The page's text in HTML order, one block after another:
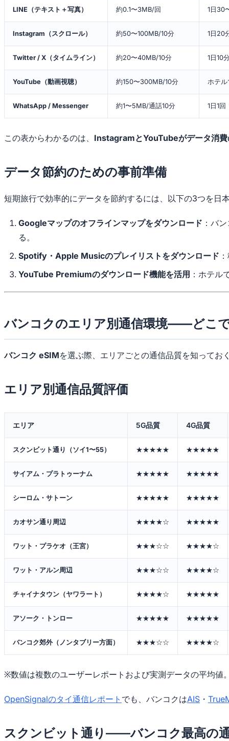
LINE（テキスト＋写真） 約0.1〜3MB/回 1日30
Instagram（スクロール） 約50〜100MB/10分 1日20
Twitter / X（タイムライン） 約20〜40MB/10分 1日10
YouTube（動画視聴） 約150〜300MB/10分 ホテ
WhatsApp / Messenger 約1〜5MB/通話10分 1日1回
この表からわかるのは、 InstagramとYouTubeがデータ消費
データ節約のための事前準備
短期旅行で効率的にデータを節約するには、以下の3つを日
Googleマップのオフラインマップをダウンロード ：バ
る。
Spotify・Apple Musicのプレイリストをダウンロード
YouTube Premiumのダウンロード機能を活用 ：ホテル
バンコクのエリア別通信環境——どこ
バンコク eSIMを選ぶ際、エリアごとの通信品質を知って
エリア別通信品質評価
エリア 5G品質 4G品質
スクンビット通り（ソイ1〜55） ★★★★★ ★★★★★
サイアム・プラトゥーナム ★★★★★ ★★★★★
シーロム・サトーン ★★★★★ ★★★★★
カオサン通り周辺 ★★★★☆ ★★★★★
ワット・プラケオ（王宮） ★★★☆☆ ★★★★☆
ワット・アルン周辺 ★★★☆☆ ★★★★☆
チャイナタウン（ヤワラート） ★★★★☆ ★★★★★
アソーク・トンロー ★★★★★ ★★★★★
バンコク郊外（ノンタブリー方面） ★★★☆☆ ★★★★☆
※数値は複数のユーザーレポートおよび実測データの平均値
OpenSignalのタイ通信レポート でも、バンコクはAIS ・
スクンビット通り——バンコク最高の